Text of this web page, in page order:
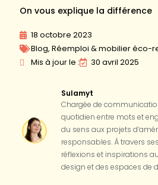
On vous explique la différence
18 octobre 2023
Blog,Réemploi & mobilier éco-
Mis à jour le :
30 avril 2025
Sulamyt
Chargée de
quotidien entre mots et
du sens aux projets
responsables. À travers
réflexions et inspirations
design et des espaces de